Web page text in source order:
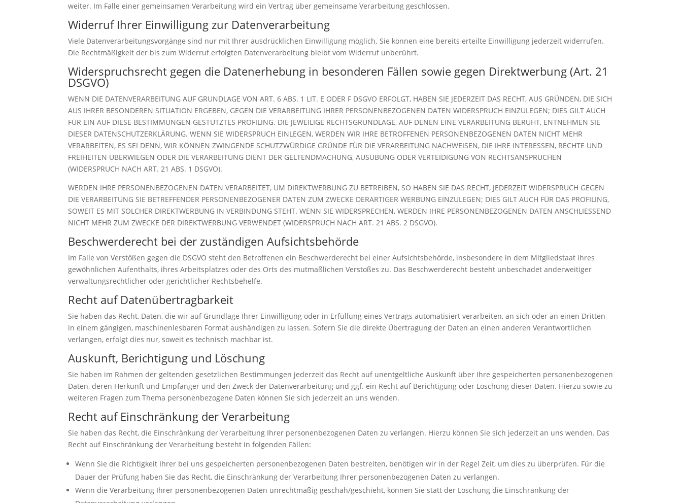
weiter. Im Falle einer gemeinsamen Verarbeitung wird ein Vertrag über gemeinsame Verarbeitung geschlossen.
Widerruf Ihrer Einwilligung zur Datenverarbeitung
Viele Datenverarbeitungsvorgänge sind nur mit Ihrer ausdrücklichen Einwilligung möglich. Sie können eine bereits erteilte Einwilligung jederzeit widerrufen.
Die Rechtmäßigkeit der bis zum Widerruf erfolgten Datenverarbeitung bleibt vom Widerruf unberührt.
Widerspruchsrecht gegen die Datenerhebung in besonderen Fällen sowie gegen Direktwerbung (Art. 21
DSGVO)
WENN DIE DATENVERARBEITUNG AUF GRUNDLAGE VON ART. 6 ABS. 1 LIT. E ODER F DSGVO ERFOLGT, HABEN SIE JEDERZEIT DAS RECHT, AUS GRÜNDEN, DIE SICH
AUS IHRER BESONDEREN SITUATION ERGEBEN, GEGEN DIE VERARBEITUNG IHRER PERSONENBEZOGENEN DATEN WIDERSPRUCH EINZULEGEN; DIES GILT AUCH
FÜR EIN AUF DIESE BESTIMMUNGEN GESTÜTZTES PROFILING. DIE JEWEILIGE RECHTSGRUNDLAGE, AUF DENEN EINE VERARBEITUNG BERUHT, ENTNEHMEN SIE
DIESER DATENSCHUTZERKLÄRUNG. WENN SIE WIDERSPRUCH EINLEGEN, WERDEN WIR IHRE BETROFFENEN PERSONENBEZOGENEN DATEN NICHT MEHR
VERARBEITEN, ES SEI DENN, WIR KÖNNEN ZWINGENDE SCHUTZWÜRDIGE GRÜNDE FÜR DIE VERARBEITUNG NACHWEISEN, DIE IHRE INTERESSEN, RECHTE UND
FREIHEITEN ÜBERWIEGEN ODER DIE VERARBEITUNG DIENT DER GELTENDMACHUNG, AUSÜBUNG ODER VERTEIDIGUNG VON RECHTSANSPRÜCHEN
(WIDERSPRUCH NACH ART. 21 ABS. 1 DSGVO).
WERDEN IHRE PERSONENBEZOGENEN DATEN VERARBEITET, UM DIREKTWERBUNG ZU BETREIBEN, SO HABEN SIE DAS RECHT, JEDERZEIT WIDERSPRUCH GEGEN
DIE VERARBEITUNG SIE BETREFFENDER PERSONENBEZOGENER DATEN ZUM ZWECKE DERARTIGER WERBUNG EINZULEGEN; DIES GILT AUCH FÜR DAS PROFILING,
SOWEIT ES MIT SOLCHER DIREKTWERBUNG IN VERBINDUNG STEHT. WENN SIE WIDERSPRECHEN, WERDEN IHRE PERSONENBEZOGENEN DATEN ANSCHLIESSEND
NICHT MEHR ZUM ZWECKE DER DIREKTWERBUNG VERWENDET (WIDERSPRUCH NACH ART. 21 ABS. 2 DSGVO).
Beschwerde­recht bei der zuständigen Aufsichts­behörde
Im Falle von Verstößen gegen die DSGVO steht den Betroffenen ein Beschwerderecht bei einer Aufsichtsbehörde, insbesondere in dem Mitgliedstaat ihres
gewöhnlichen Aufenthalts, ihres Arbeitsplatzes oder des Orts des mutmaßlichen Verstoßes zu. Das Beschwerderecht besteht unbeschadet anderweitiger
verwaltungsrechtlicher oder gerichtlicher Rechtsbehelfe.
Recht auf Daten­übertrag­barkeit
Sie haben das Recht, Daten, die wir auf Grundlage Ihrer Einwilligung oder in Erfüllung eines Vertrags automatisiert verarbeiten, an sich oder an einen Dritten
in einem gängigen, maschinenlesbaren Format aushändigen zu lassen. Sofern Sie die direkte Übertragung der Daten an einen anderen Verantwortlichen
verlangen, erfolgt dies nur, soweit es technisch machbar ist.
Auskunft, Berichtigung und Löschung
Sie haben im Rahmen der geltenden gesetzlichen Bestimmungen jederzeit das Recht auf unentgeltliche Auskunft über Ihre gespeicherten personenbezogenen
Daten, deren Herkunft und Empfänger und den Zweck der Datenverarbeitung und ggf. ein Recht auf Berichtigung oder Löschung dieser Daten. Hierzu sowie zu
weiteren Fragen zum Thema personenbezogene Daten können Sie sich jederzeit an uns wenden.
Recht auf Einschränkung der Verarbeitung
Sie haben das Recht, die Einschränkung der Verarbeitung Ihrer personenbezogenen Daten zu verlangen. Hierzu können Sie sich jederzeit an uns wenden. Das
Recht auf Einschränkung der Verarbeitung besteht in folgenden Fällen:
Wenn Sie die Richtigkeit Ihrer bei uns gespeicherten personenbezogenen Daten bestreiten, benötigen wir in der Regel Zeit, um dies zu überprüfen. Für die
Dauer der Prüfung haben Sie das Recht, die Einschränkung der Verarbeitung Ihrer personenbezogenen Daten zu verlangen.
Wenn die Verarbeitung Ihrer personenbezogenen Daten unrechtmäßig geschah/geschieht, können Sie statt der Löschung die Einschränkung der